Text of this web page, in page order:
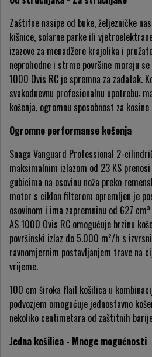
Zaštitne nasipe od buke, željezničke
kišnice, solarne parke ili
izazove za menadžere krajolika i
neprohodne i strme površine moraju
1000 Ovis RC je spremna za zadatak.
svakodnevnu profesionalnu upotrebu:
košenja, ogromnu sposobnost za
Ogromne performanse košenja
Snaga Vanguard Professional 2-
maksimalnim izlazom od 23 KS
gubicima na osovinu noža preko
motor s ciklon filterom opremljen je
osovinom i ima zapremninu od 627
AS 1000 Ovis RC omogućuje brzinu
površinski izlaz do 5.000 m²/h s
ravnomjernim postavljanjem trave na
vrijeme.
100 cm široka flail košilica u
podvozjem omogućuje jednostavno
nekoliko centimetara od zaštitnih
Jedna košilica - Mnoge mogućnosti